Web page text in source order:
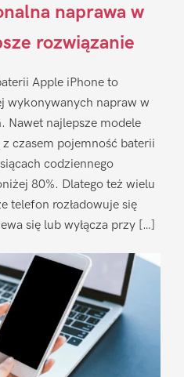
naprawa w
rozwiązanie
Apple iPhone to
wykonywanych napraw w
Nawet najlepsze modele
czasem pojemność baterii
codziennego
80%. Dlatego też wielu
telefon rozładowuje się
się lub wyłącza przy […]